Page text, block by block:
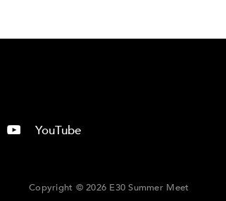
YouTube
Copyright © 2026 E30 Summer Meet